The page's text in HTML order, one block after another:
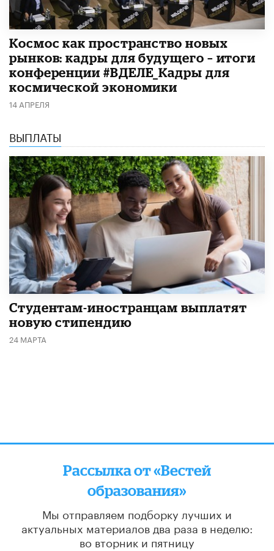
Космос как пространство новых
рынков: кадры для будущего – итоги
конференции #ВДЕЛЕ_Кадры для
космической экономики
14 АПРЕЛЯ
ВЫПЛАТЫ
Студентам-иностранцам выплатят
новую стипендию
24 МАРТА
Рассылка от «Вестей
образования»
Мы отправляем подборку лучших и
актуальных материалов два раза в неделю:
во вторник и пятницу